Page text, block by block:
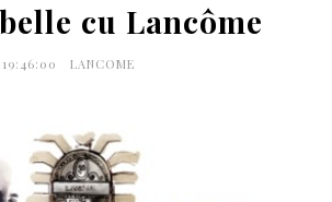
cu Lancôme
19:46:00 LANCOME